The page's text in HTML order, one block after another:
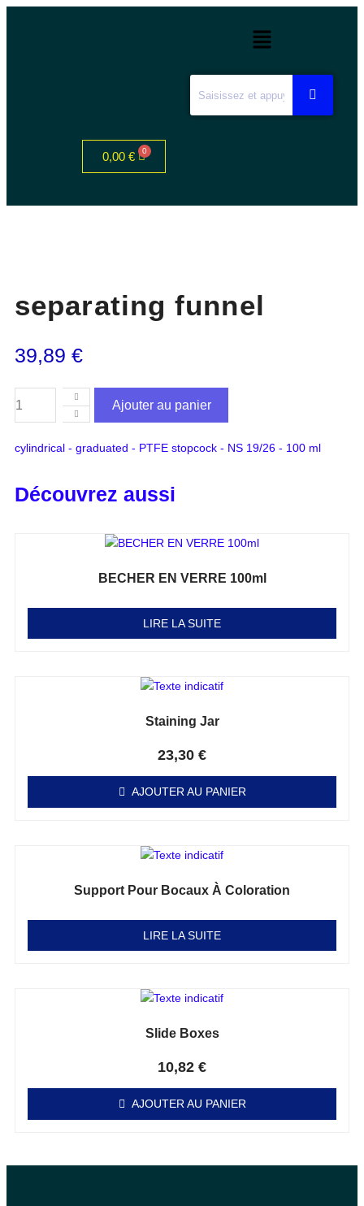
0,00 €
separating funnel
39,89 €
Ajouter au panier
cylindrical - graduated - PTFE stopcock - NS 19/26 - 100 ml
Découvrez aussi
BECHER EN VERRE 100ml
LIRE LA SUITE
Staining Jar
23,30 €
AJOUTER AU PANIER
Support Pour Bocaux À Coloration
LIRE LA SUITE
Slide Boxes
10,82 €
AJOUTER AU PANIER